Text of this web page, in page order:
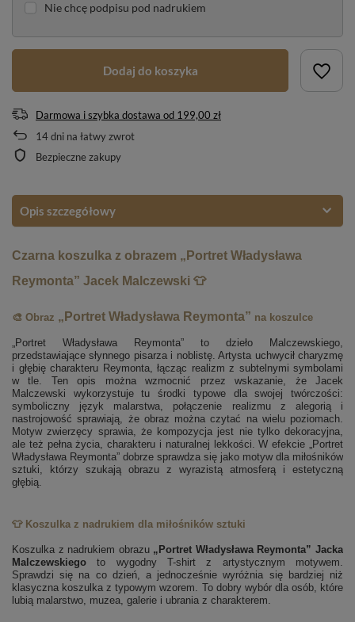
Nie chcę podpisu pod nadrukiem
Dodaj do koszyka
Darmowa i szybka dostawa od 199,00 zł
14dni na łatwy zwrot
Bezpieczne zakupy
Opis szczegółowy
Czarna koszulka z obrazem „Portret Władysława
Reymonta” Jacek Malczewski 👕
🎨 Obraz „Portret Władysława Reymonta” na koszulce
„Portret Władysława Reymonta” to dzieło Malczewskiego,
przedstawiające słynnego pisarza i noblistę. Artysta uchwycił charyzmę
i głębię charakteru Reymonta, łącząc realizm z subtelnymi symbolami
w tle. Ten opis można wzmocnić przez wskazanie, że Jacek
Malczewski wykorzystuje tu środki typowe dla swojej twórczości:
symboliczny język malarstwa, połączenie realizmu z alegorią i
nastrojowość sprawiają, że obraz można czytać na wielu poziomach.
Motyw zwierzęcy sprawia, że kompozycja jest nie tylko dekoracyjna,
ale też pełna życia, charakteru i naturalnej lekkości. W efekcie „Portret
Władysława Reymonta” dobrze sprawdza się jako motyw dla miłośników
sztuki, którzy szukają obrazu z wyrazistą atmosferą i estetyczną
głębią.
👕 Koszulka z nadrukiem dla miłośników sztuki
Koszulka z nadrukiem obrazu „Portret Władysława Reymonta” Jacka
Malczewskiego to wygodny T-shirt z artystycznym motywem.
Sprawdzi się na co dzień, a jednocześnie wyróżnia się bardziej niż
klasyczna koszulka z typowym wzorem. To dobry wybór dla osób, które
lubią malarstwo, muzea, galerie i ubrania z charakterem.